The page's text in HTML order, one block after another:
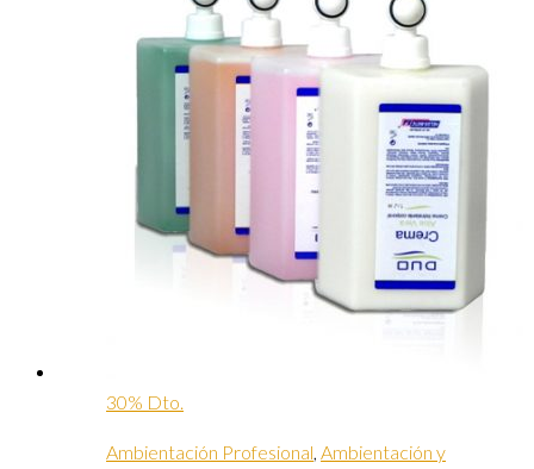
30% Dto.
Ambientación Profesional, Ambientación y